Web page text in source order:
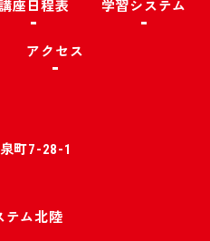
座日程表 学習システム
アクセス
町7-28-1
テム北陸